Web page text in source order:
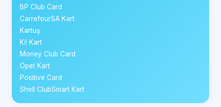
BP Club Card
CarrefourSA Kart
Kartuş
Ki! Kart
Money Club Card
Opet Kart
Positive Card
Shell ClubSmart Kart